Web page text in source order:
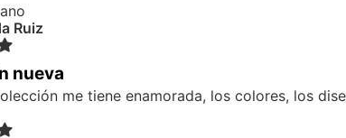
Ruiz
nueva
me tiene enamorada, los colores, los